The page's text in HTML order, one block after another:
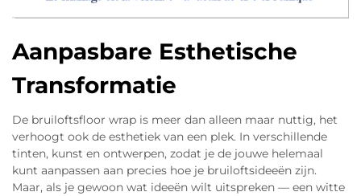
Aanpasbare Esthetische
Transformatie
De bruiloftsfloor wrap is meer dan alleen maar nuttig, het
verhoogt ook de esthetiek van een plek. In verschillende
tinten, kunst en ontwerpen, zodat je de jouwe helemaal
kunt aanpassen aan precies hoe je bruiloftsideeën zijn.
Maar, als je gewoon wat ideeën wilt uitspreken — een witte